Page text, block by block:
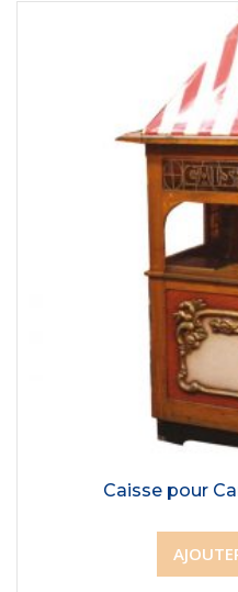
Caisse pour